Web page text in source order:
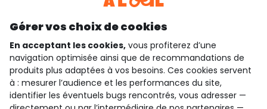
qui sommes-nous ?
besoin d'aide ?
Gérer vos choix de cookies
En acceptant les cookies, vous profiterez d’une
navigation optimisée ainsi que de recommandations de
produits plus adaptées à vos besoins. Ces cookies servent
à : mesurer l’audience et les performances du site,
identifier les éventuels bugs rencontrés, vous adresser —